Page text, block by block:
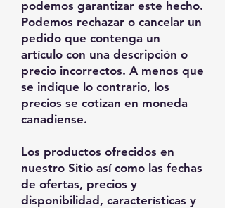
podemos garantizar este hecho.
Podemos rechazar o cancelar un
pedido que contenga un
artículo con una descripción o
precio incorrectos. A menos que
se indique lo contrario, los
precios se cotizan en moneda
canadiense.
Los productos ofrecidos en
nuestro Sitio así como las fechas
de ofertas, precios y
disponibilidad, características y